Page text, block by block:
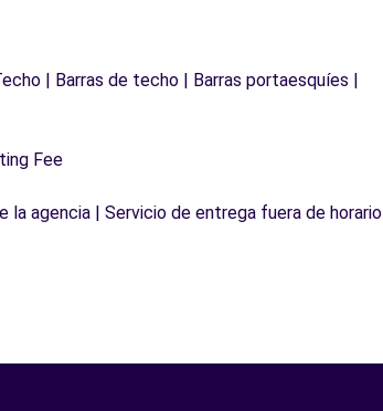
| Barras de techo | Barras portaesquíes |
Fee
agencia | Servicio de entrega fuera de horario